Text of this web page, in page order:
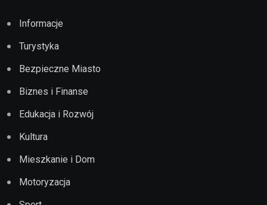
Informacje
Turystyka
Bezpieczne Miasto
Biznes i Finanse
Edukacja i Rozwój
Kultura
Mieszkanie i Dom
Motoryzacja